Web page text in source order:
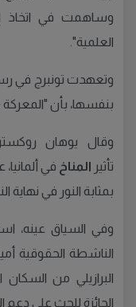
وساهمت في اتخاذ
العلمية".
وتعهدت تونبرج في
بنفسها، بأن
وقال يوهان
تأثير المناخ في
بمثابة النور في نهاية
الناشطة الحقوقية
البرازيلي من
الجائزة للحث على دعم